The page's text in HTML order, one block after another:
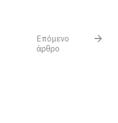
Επόμενο
άρθρο